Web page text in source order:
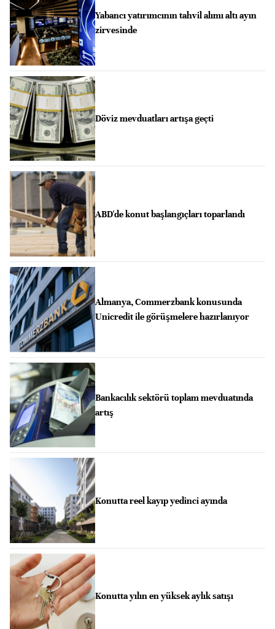
Yabancı yatırımcının tahvil alımı altı ayın
zirvesinde
Döviz mevduatları artışa geçti
ABD'de konut başlangıçları toparlandı
Almanya, Commerzbank konusunda
Unicredit ile görüşmelere hazırlanıyor
Bankacılık sektörü toplam mevduatında
artış
Konutta reel kayıp yedinci ayında
Konutta yılın en yüksek aylık satışı